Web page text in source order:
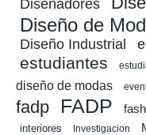
Diseñadores
Diseño de
Diseño Industrial
estudiantes
diseño de modas
fadp
FADP
interiores Investigacion